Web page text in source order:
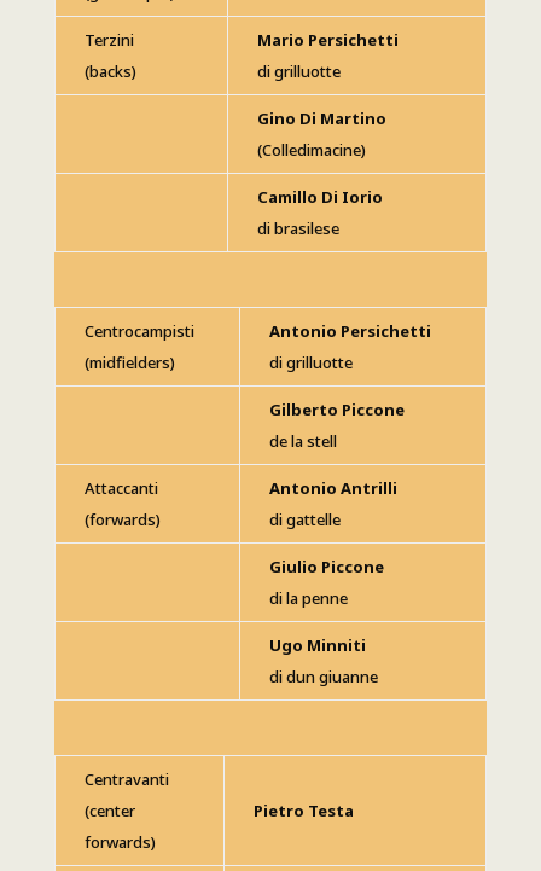
Terzini
(backs)
Mario Persichetti
di grilluotte
Gino Di Martino
(Colledimacine)
Camillo Di Iorio
di brasilese
Centrocampisti
(midfielders)
Antonio Persichetti
di grilluotte
Gilberto Piccone
de la stell
Attaccanti
(forwards)
Antonio Antrilli
di gattelle
Giulio Piccone
di la penne
Ugo Minniti
di dun giuanne
Centravanti
(center
forwards)
Pietro Testa